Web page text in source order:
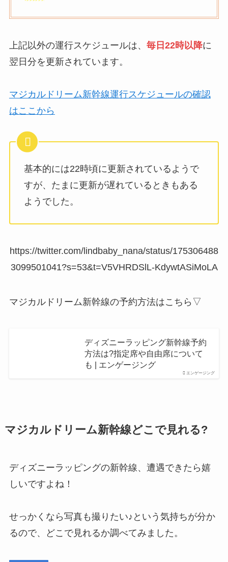
上記以外の運行スケジュールは、 毎日22時以降に
翌日分を更新されています。
マジカルドリーム新幹線運行スケジュールの確認
はここから
基本的には22時頃に更新されているようで
すが、たまに更新が遅れているときもある
ようでした。
https://twitter.com/lindbaby_nana/status/175306488
3099501041?s=53&t=V5VHRDSlL-KdywtASiMoLA
マジカルドリーム新幹線の予約方法はこちら▽
エンゲージング
ディズニーラッピング新幹線予約
方法は?指定席や自由席について
も | エンゲージング
マジカルドリーム新幹線どこで見れる?
ディズニーラッピングの新幹線、遭遇できたら嬉
しいですよね！
せっかくなら写真も撮りたい♪という気持ちが分か
るので、どこで見れるか調べてみました。